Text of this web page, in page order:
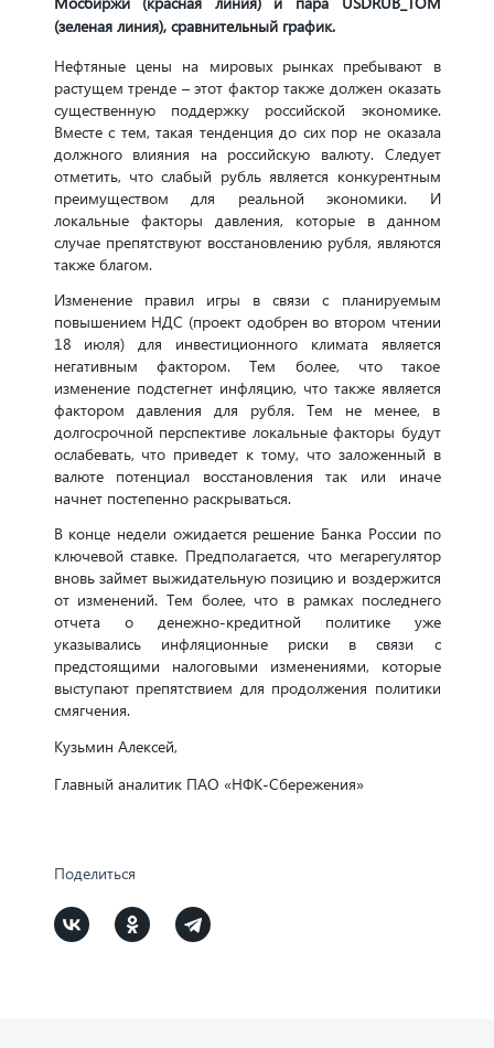
(зеленая линия), сравнительный график.
Нефтяные цены на мировых рынках пребывают в
растущем тренде – этот фактор также должен оказать
существенную поддержку российской экономике.
Вместе с тем, такая тенденция до сих пор не оказала
должного влияния на российскую валюту. Следует
отметить, что слабый рубль является конкурентным
преимуществом для реальной экономики. И
локальные факторы давления, которые в данном
случае препятствуют восстановлению рубля, являются
также благом.
Изменение правил игры в связи с планируемым
повышением НДС (проект одобрен во втором чтении
18 июля) для инвестиционного климата является
негативным фактором. Тем более, что такое
изменение подстегнет инфляцию, что также является
фактором давления для рубля. Тем не менее, в
долгосрочной перспективе локальные факторы будут
ослабевать, что приведет к тому, что заложенный в
валюте потенциал восстановления так или иначе
начнет постепенно раскрываться.
В конце недели ожидается решение Банка России по
ключевой ставке. Предполагается, что мегарегулятор
вновь займет выжидательную позицию и воздержится
от изменений. Тем более, что в рамках последнего
отчета о денежно-кредитной политике уже
указывались инфляционные риски в связи с
предстоящими налоговыми изменениями, которые
выступают препятствием для продолжения политики
смягчения.
Кузьмин Алексей,
Главный аналитик ПАО «НФК-Сбережения»
Поделиться